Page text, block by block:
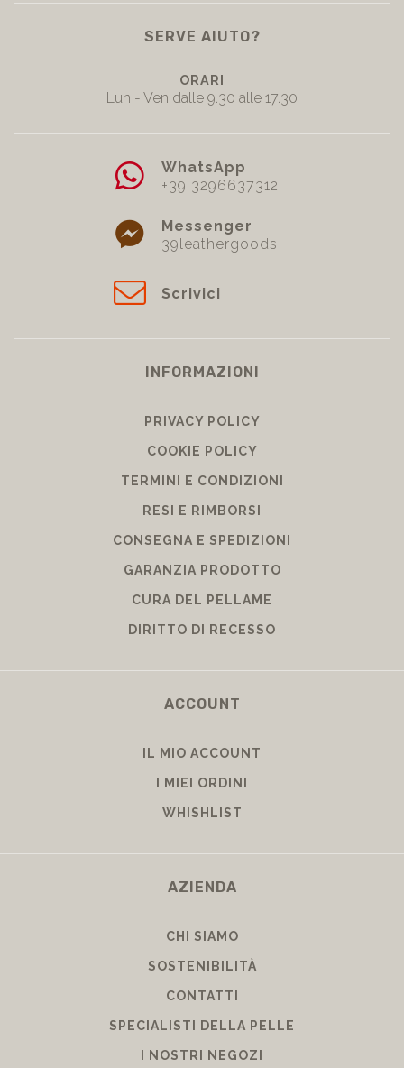
SERVE AIUTO?
ORARI
Lun - Ven dalle 9.30 alle 17.30
WhatsApp
+39 3296637312
Messenger
39leathergoods
Scrivici
INFORMAZIONI
PRIVACY POLICY
COOKIE POLICY
TERMINI E CONDIZIONI
RESI E RIMBORSI
CONSEGNA E SPEDIZIONI
GARANZIA PRODOTTO
CURA DEL PELLAME
DIRITTO DI RECESSO
ACCOUNT
IL MIO ACCOUNT
I MIEI ORDINI
WHISHLIST
AZIENDA
CHI SIAMO
SOSTENIBILITÀ
CONTATTI
SPECIALISTI DELLA PELLE
I NOSTRI NEGOZI